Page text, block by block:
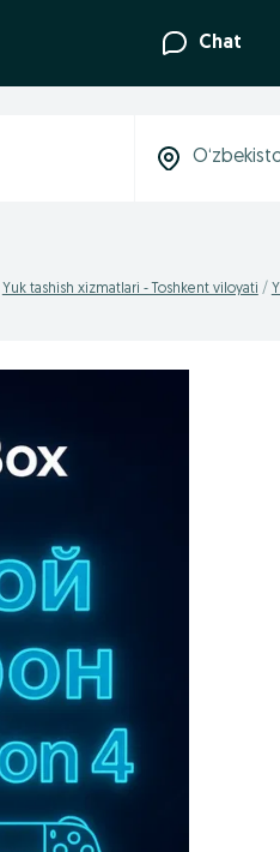
Chat
Yuk tashish xizmatlari - Toshkent viloyati